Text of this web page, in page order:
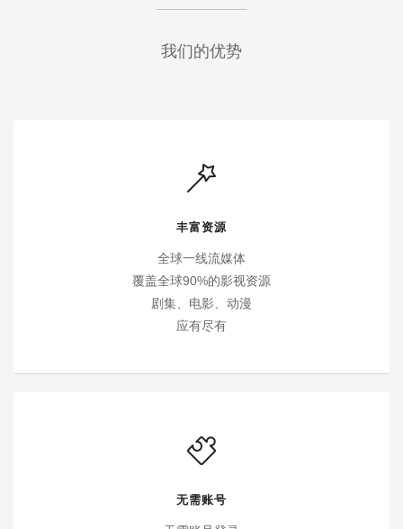
我们的优势
丰富资源
全球一线流媒体
覆盖全球90%的影视资源
剧集、电影、动漫
应有尽有
无需账号